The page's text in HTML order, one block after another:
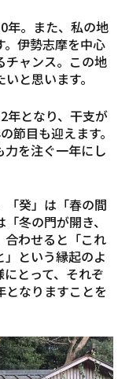
年。また、私の地
伊勢志摩を中心
チャンス。この地
と思います。
年となり、干支が
節目も迎えます。
を注ぐ一年にし
癸」は「春の間
冬の門が開き、
合わせると「これ
という縁起のよ
とって、それぞ
なりますことを